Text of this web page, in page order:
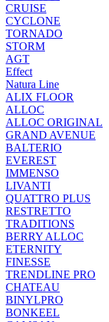
CRUISE
CYCLONE
TORNADO
STORM
AGT
Effect
Natura Line
ALIX FLOOR
ALLOC
ALLOC ORIGINAL
GRAND AVENUE
BALTERIO
EVEREST
IMMENSO
LIVANTI
QUATTRO PLUS
RESTRETTO
TRADITIONS
BERRY ALLOC
ETERNITY
FINESSE
TRENDLINE PRO
CHATEAU
BINYLPRO
BONKEEL